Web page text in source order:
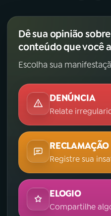
Dê sua opinião
conteúdo que você
Escolha sua
DENÚNCIA
Relate
RECLAMAÇÃO
Registre sua
ELOGIO
Compartilhe